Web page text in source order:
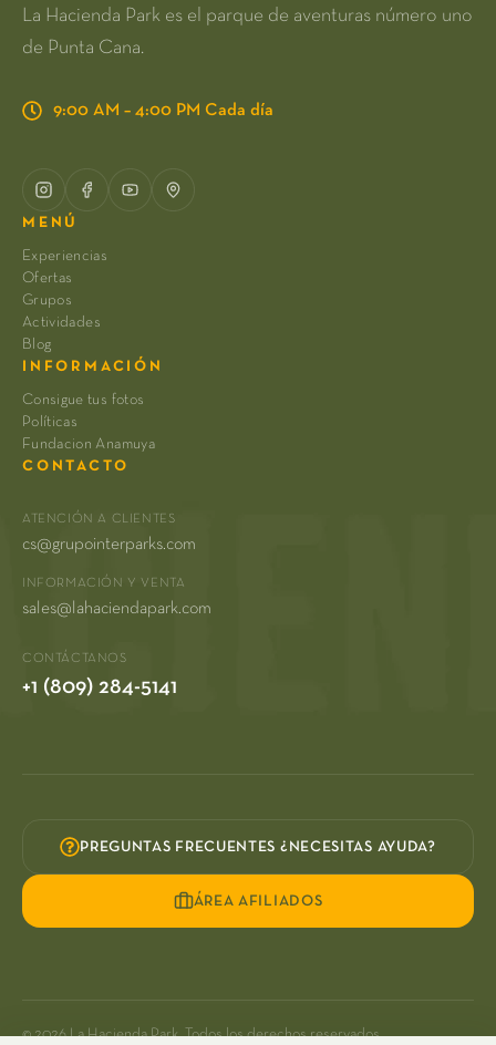
La Hacienda Park es el parque de aventuras número uno
de Punta Cana.
9:00 AM – 4:00 PM Cada día
MENÚ
Experiencias
Ofertas
Grupos
Actividades
Blog
INFORMACIÓN
Consigue tus fotos
Políticas
Fundacion Anamuya
CONTACTO
ATENCIÓN A CLIENTES
cs@grupointerparks.com
INFORMACIÓN Y VENTA
sales@lahaciendapark.com
CONTÁCTANOS
+1 (809) 284-5141
PREGUNTAS FRECUENTES ¿NECESITAS AYUDA?
ÁREA AFILIADOS
© 2026 La Hacienda Park. Todos los derechos reservados.